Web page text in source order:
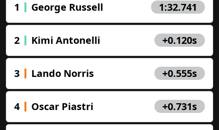
1 George Russell 1:32.741
2 Kimi Antonelli +0.120s
3 Lando Norris +0.555s
4 Oscar Piastri +0.731s